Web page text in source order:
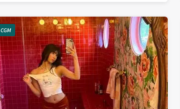
CGM